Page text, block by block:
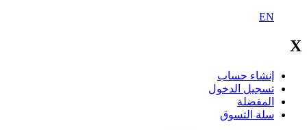
EN
X
إنشاء حساب
تسجيل الدخول
المفضلة
سلة التسوق